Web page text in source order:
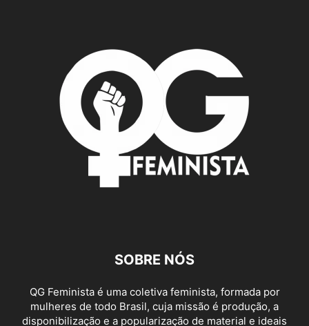
SOBRE NÓS
QG Feminista é uma coletiva feminista, formada por
mulheres de todo Brasil, cuja missão é produção, a
disponibilização e a popularização de material e ideais